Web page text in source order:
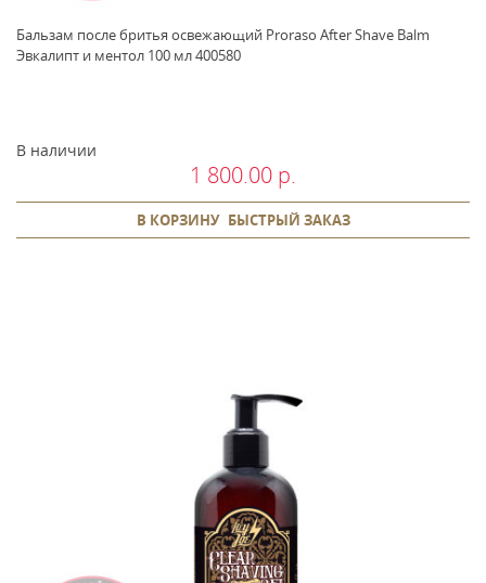
Бальзам после бритья освежающий Proraso After Shave Balm
Эвкалипт и ментол 100 мл 400580
В наличии
1 800.00 р.
В КОРЗИНУ БЫСТРЫЙ ЗАКАЗ